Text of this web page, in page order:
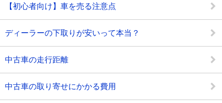
【初心者向け】車を売る注意点
ディーラーの下取りが安いって本当？
中古車の走行距離
中古車の取り寄せにかかる費用